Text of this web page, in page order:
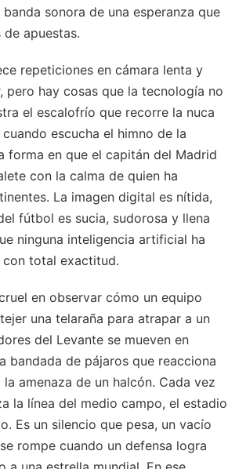
sonora de una esperanza que
apuestas.
repeticiones en cámara lenta y
pero hay cosas que la tecnología no
el escalofrío que recorre la nuca
escucha el himno de la
forma en que el capitán del Madrid
con la calma de quien ha
La imagen digital es nítida,
fútbol es sucia, sudorosa y llena
ninguna inteligencia artificial ha
total exactitud.
en observar cómo un equipo
una telaraña para atrapar a un
del Levante se mueven en
bandada de pájaros que reacciona
amenaza de un halcón. Cada vez
la línea del medio campo, el estadio
Es un silencio que pesa, un vacío
rompe cuando un defensa logra